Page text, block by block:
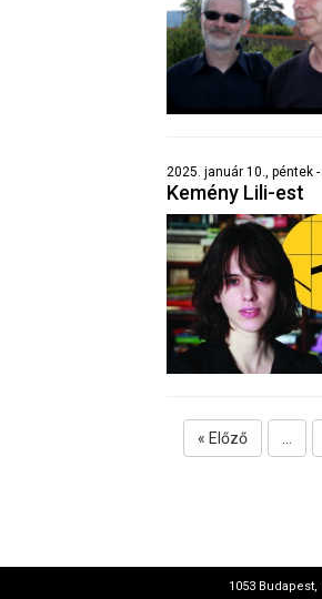
2025. január 10., péntek
Kemény Lili-est
« Előző ...
1053